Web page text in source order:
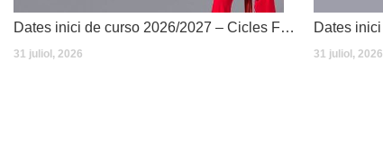
Dates inici de curso 2026/2027 – Cicles Formatius
31 juliol, 2026 31 juliol, 2026